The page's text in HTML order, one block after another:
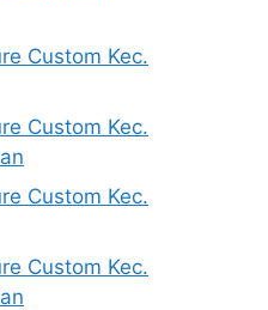
Custom Kec.
Custom Kec.
Custom Kec.
Custom Kec.